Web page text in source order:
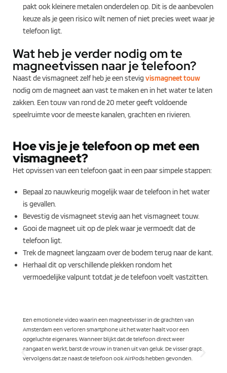
pakt ook kleinere metalen onderdelen op. Dit is de aanbevolen
keuze als je geen risico wilt nemen of niet precies weet waar je
telefoon ligt.
Wat heb je verder nodig om te
magneetvissen naar je telefoon?
Naast de vismagneet zelf heb je een stevig vismagneet touw
nodig om de magneet aan vast te maken en in het water te laten
zakken. Een touw van rond de 20 meter geeft voldoende
speelruimte voor de meeste kanalen, grachten en rivieren.
Hoe vis je je telefoon op met een
vismagneet?
Het opvissen van een telefoon gaat in een paar simpele stappen:
Bepaal zo nauwkeurig mogelijk waar de telefoon in het water
is gevallen.
Bevestig de vismagneet stevig aan het vismagneet touw.
Gooi de magneet uit op de plek waar je vermoedt dat de
telefoon ligt.
Trek de magneet langzaam over de bodem terug naar de kant.
Herhaal dit op verschillende plekken rondom het
vermoedelijke valpunt totdat je de telefoon voelt vastzitten.
Een emotionele video waarin een magneetvisser in de grachten van
Amsterdam een verloren smartphone uit het water haalt voor een
opgeluchte eigenares. Wanneer blijkt dat de telefoon direct weer
aangaat en werkt, barst de vrouw in tranen uit van geluk. De visser grapt
vervolgens dat ze naast de telefoon ook AirPods hebben gevonden.